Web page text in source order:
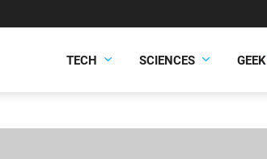
TECH SCIENCES GEEK